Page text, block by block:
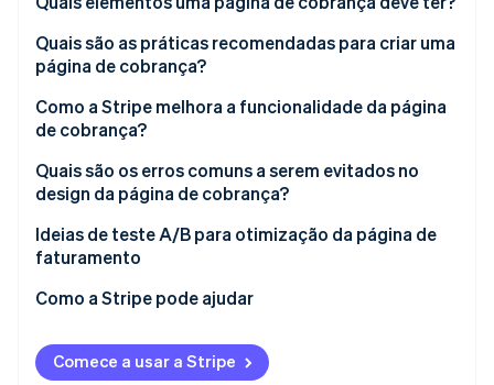
Stripe Sessions 2026
Assista agora
Quais são as práticas recomendadas para criar uma
página de cobrança?
Mantenha o design simples e focado
Seja transparente sobre os custos e a moeda
Otimize para dispositivos móveis
Crie confiança com sinais de segurança e
privacidade
Torne o formulário de checkout simples de usar
Use botões de chamada para ação (CTA) claros e
Como a Stripe melhora a funcionalidade da página
de cobrança?
Use páginas de pagamento hospedadas para
configuração rápida
Campos de pagamento personalizáveis
Aceite formas de pagamento alternativas
Gerenciar assinaturas e cobrança recorrente
Quais são os erros comuns a serem evitados no
design da página de cobrança?
Ideias de teste A/B para otimização da página de
faturamento
CTAs
Layout do formulário
Sinais de confiança
Como a Stripe pode ajudar
Comece a usar a Stripe